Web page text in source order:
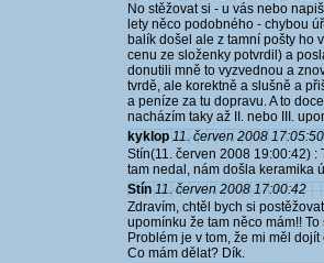
No stěžovat si - u vás nebo
lety něco podobného - chybou
balík došel ale z tamní pošty ho
cenu ze složenky potvrdil) a
donutili mně to vyzvednou a
tvrdě, ale korektně a slušně a
a peníze za tu dopravu. A to
nacházím taky až II. nebo III.
kyklop 11. červen 2008 17:05:50
Stín(11. červen 2008 19:00:42)
tam nedal, nám došla keramika
Stín 11. červen 2008 17:00:42
Zdravím, chtěl bych si
upomínku že tam něco mám!!
Problém je v tom, že mi měl
Co mám dělat? Dík.